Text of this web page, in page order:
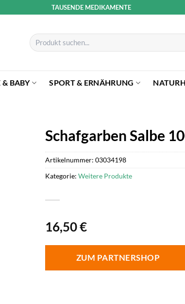
TAUSENDE MEDIKAMENTE
Suchen
nach:
& BABY SPORT & ERNÄHRUNG
Schafgarben Salbe
16,50€
ZUM PARTNERSHOP
Artikelnummer: 03034198
Kategorie: Weitere Produkte